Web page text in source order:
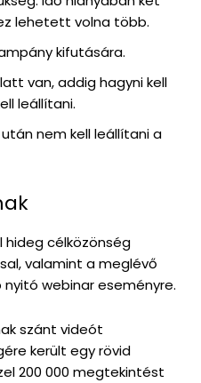
lehetett volna több.
kifutására.
van, addig hagyni kell
leállítani.
nem kell leállítani a
hideg célközönség
valamint a meglévő
webinar eseményre.
szánt videót
került egy rövid
200 000 megtekintést